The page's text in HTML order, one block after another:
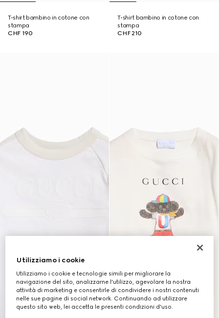
T-shirt bambino in cotone con
stampa
CHF 190
T-shirt bambino in cotone con
stampa
CHF 210
Utilizziamo i cookie
Utilizziamo i cookie e tecnologie simili per migliorare la
navigazione del sito, analizzarne l'utilizzo, agevolare la nostra
attività di marketing e consentirle di condividere i nostri contenuti
nelle sue pagine di social network. Continuando ad utilizzare
questo sito web, lei accetta le presenti condizioni d'uso.